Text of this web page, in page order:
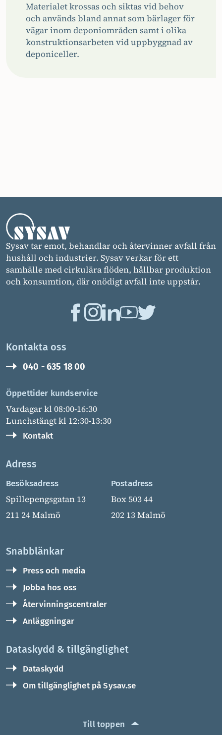
Materialet krossas och siktas vid behov
och används bland annat som bärlager för
vägar inom deponiområden samt i olika
konstruktionsarbeten vid uppbyggnad av
deponiceller.
Sysav tar emot, behandlar och återvinner avfall från
hushåll och industrier. Sysav verkar för ett
samhälle med cirkulära flöden, hållbar produktion
och konsumtion, där onödigt avfall inte uppstår.
Kontakta oss
040 - 635 18 00
Öppettider kundservice
Vardagar kl 08:00-16:30
Lunchstängt kl 12:30-13:30
Kontakt
Adress
Besöksadress
Spillepengsgatan 13
211 24 Malmö
Postadress
Box 503 44
202 13 Malmö
Snabblänkar
Press och media
Jobba hos oss
Återvinningscentraler
Anläggningar
Dataskydd & tillgänglighet
Dataskydd
Om tillgänglighet på Sysav.se
Till toppen